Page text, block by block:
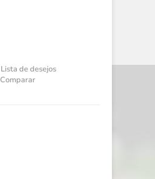
Lista de desejos
Comparar